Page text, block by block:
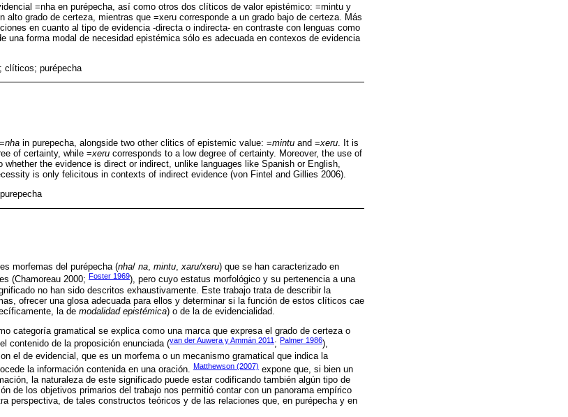
=nha en purépecha, así como otros dos clíticos de valor epistémico: =mintu y
alto grado de certeza, mientras que =xeru corresponde a un grado bajo de certeza. Más
en cuanto al tipo de evidencia -directa o indirecta- en contraste con lenguas como
una forma modal de necesidad epistémica sólo es adecuada en contexos de evidencia
clíticos; purépecha
nha in purepecha, alongside two other clitics of epistemic value: =mintu and =xeru. It is
of certainty, while =xeru corresponds to a low degree of certainty. Moreover, the use of
the evidence is direct or indirect, unlike languages like Spanish or English,
is only felicitous in contexts of indirect evidence (von Fintel and Gillies 2006).
morfemas del purépecha (nha/ na, mintu,xaru/xeru) que se han caracterizado en
(Chamoreau 2000; Foster 1969), pero cuyo estatus morfológico y su pertenencia a una
no han sido descritos exhaustivamente. Este trabajo trata de describir la
ofrecer una glosa adecuada para ellos y determinar si la función de estos clíticos cae
la de modalidad epistémica) o de la de evidencialidad.
categoría gramatical se explica como una marca que expresa el grado de certeza o
contenido de la proposición enunciada (van der Auwera y Ammán 2011 ; Palmer 1986),
el de evidencial, que es un morfema o un mecanismo gramatical que indica la
la información contenida en una oración.
Matthewson (2007) expone que, si bien un
la naturaleza de este significado puede estar codificando también algún tipo de
de los objetivos primarios del trabajo nos permitió contar con un panorama empírico
perspectiva, de tales constructos teóricos y de las relaciones que, en purépecha y en